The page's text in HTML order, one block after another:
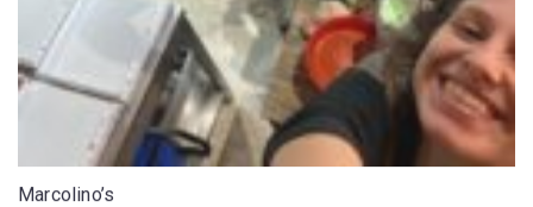
Marcolino’s